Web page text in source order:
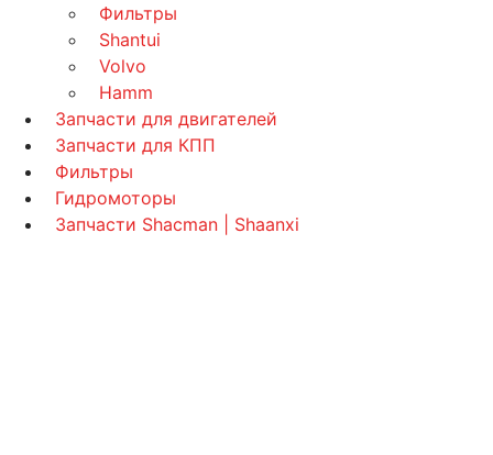
Фильтры
Shantui
Volvo
Hamm
Запчасти для двигателей
Запчасти для КПП
Фильтры
Гидромоторы
Запчасти Shacman | Shaanxi